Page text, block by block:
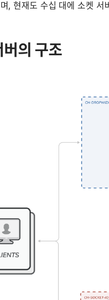
, 현재도 수십 대에 소켓 서
의 구조